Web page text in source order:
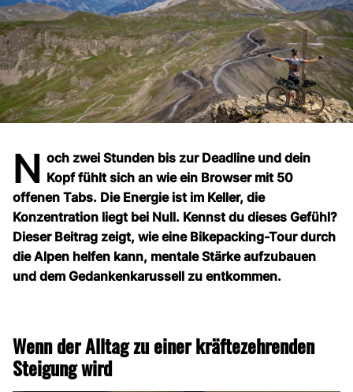
N och zwei Stunden bis zur Deadline und dein
Kopf fühlt sich an wie ein Browser mit 50
offenen Tabs. Die Energie ist im Keller, die
Konzentration liegt bei Null. Kennst du dieses Gefühl?
Dieser Beitrag zeigt, wie eine Bikepacking-Tour durch
die Alpen helfen kann, mentale Stärke aufzubauen
und dem Gedankenkarussell zu entkommen.
Wenn der Alltag zu einer kräftezehrenden
Steigung wird